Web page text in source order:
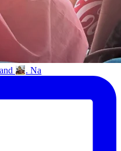
. Na